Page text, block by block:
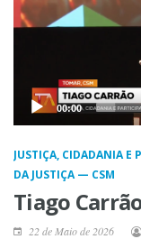
00:00
JUSTIÇA, CIDADANIA E
DA JUSTIÇA — CSM
Tiago
22 de Maio de 2026